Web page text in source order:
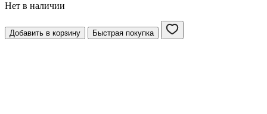
Нет в наличии
Добавить в корзину Быстрая покупка